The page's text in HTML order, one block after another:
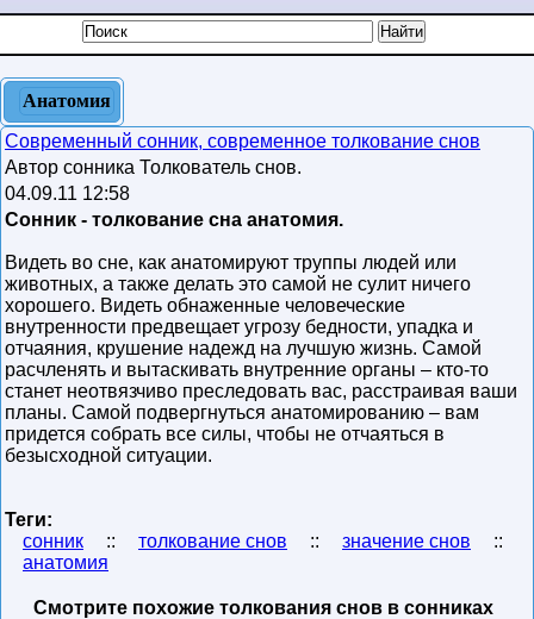
Анатомия
Современный сонник, современное толкование снов
Автор сонника Толкователь снов.
04.09.11 12:58
Сонник - толкование сна анатомия.
Видеть во сне, как анатомируют труппы людей или
животных, а также делать это самой не сулит ничего
хорошего. Видеть обнаженные человеческие
внутренности предвещает угрозу бедности, упадка и
отчаяния, крушение надежд на лучшую жизнь. Самой
расчленять и вытаскивать внутренние органы – кто-то
станет неотвязчиво преследовать вас, расстраивая ваши
планы. Самой подвергнуться анатомированию – вам
придется собрать все силы, чтобы не отчаяться в
безысходной ситуации.
Теги:
сонник
:: толкование снов :: значение снов
::
анатомия
Смотрите похожие толкования снов в сонниках